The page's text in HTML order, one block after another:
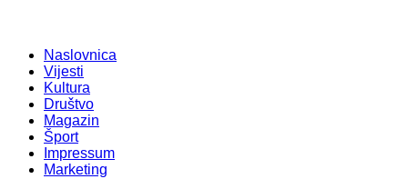
Naslovnica
Vijesti
Kultura
Društvo
Magazin
Šport
Impressum
Marketing